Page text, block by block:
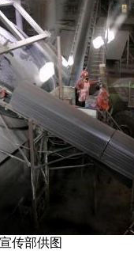
传部供图